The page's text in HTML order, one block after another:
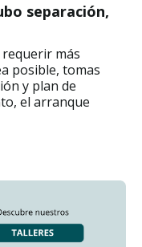
separación,
más
posible, tomas
y plan de
el arranque